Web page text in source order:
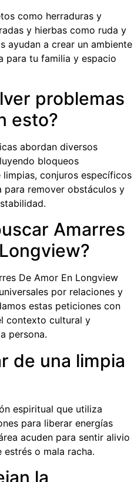
como herraduras y
y hierbas como ruda y
ayudan a crear un ambiente
para tu familia y espacio
problemas
esto?
abordan diversos
bloqueos
conjuros específicos
para remover obstáculos y
Amarres
De Amor En Longview
por relaciones y
estas peticiones con
contexto cultural y
persona.
de una limpia
espiritual que utiliza
para liberar energías
acuden para sentir alivio
o mala racha.
la